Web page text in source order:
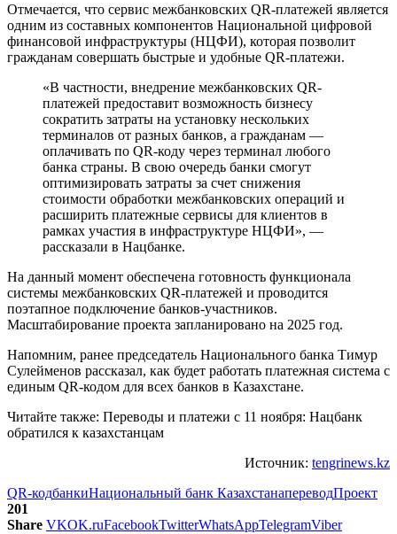
Отмечается, что сервис межбанковских QR-платежей является
одним из составных компонентов Национальной цифровой
финансовой инфраструктуры (НЦФИ), которая позволит
гражданам совершать быстрые и удобные QR-платежи.
«В частности, внедрение межбанковских QR-
платежей предоставит возможность бизнесу
сократить затраты на установку нескольких
терминалов от разных банков, а гражданам —
оплачивать по QR-коду через терминал любого
банка страны. В свою очередь банки смогут
оптимизировать затраты за счет снижения
стоимости обработки межбанковских операций и
расширить платежные сервисы для клиентов в
рамках участия в инфраструктуре НЦФИ», —
рассказали в Нацбанке.
На данный момент обеспечена готовность функционала
системы межбанковских QR-платежей и проводится
поэтапное подключение банков-участников.
Масштабирование проекта запланировано на 2025 год.
Напомним, ранее председатель Национального банка Тимур
Сулейменов рассказал, как будет работать платежная система c
единым QR-кодом для всех банков в Казахстане.
Читайте также: Переводы и платежи с 11 ноября: Нацбанк
обратился к казахстанцам
Источник: tengrinews.kz
QR-кодбанкиНациональный банк КазахстанапереводПроект
201
Share VKOK.ruFacebookTwitterWhatsAppTelegramViber